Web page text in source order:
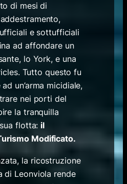
di mesi di
e sottufficiali
ad affondare un
lo York, e una
Tutto questo fu
un’arma micidiale,
nei porti del
la tranquilla
flotta: il
Modificato.
la ricostruzione
di Leonviola rende